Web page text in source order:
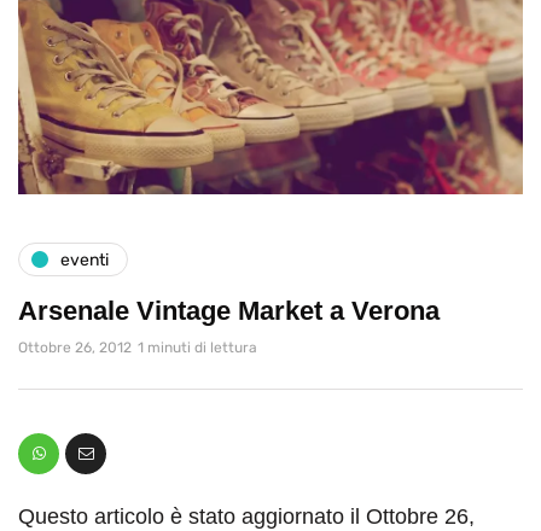
eventi
Arsenale Vintage Market a Verona
Ottobre 26, 2012 1 minuti di lettura
Questo articolo è stato aggiornato il Ottobre 26,